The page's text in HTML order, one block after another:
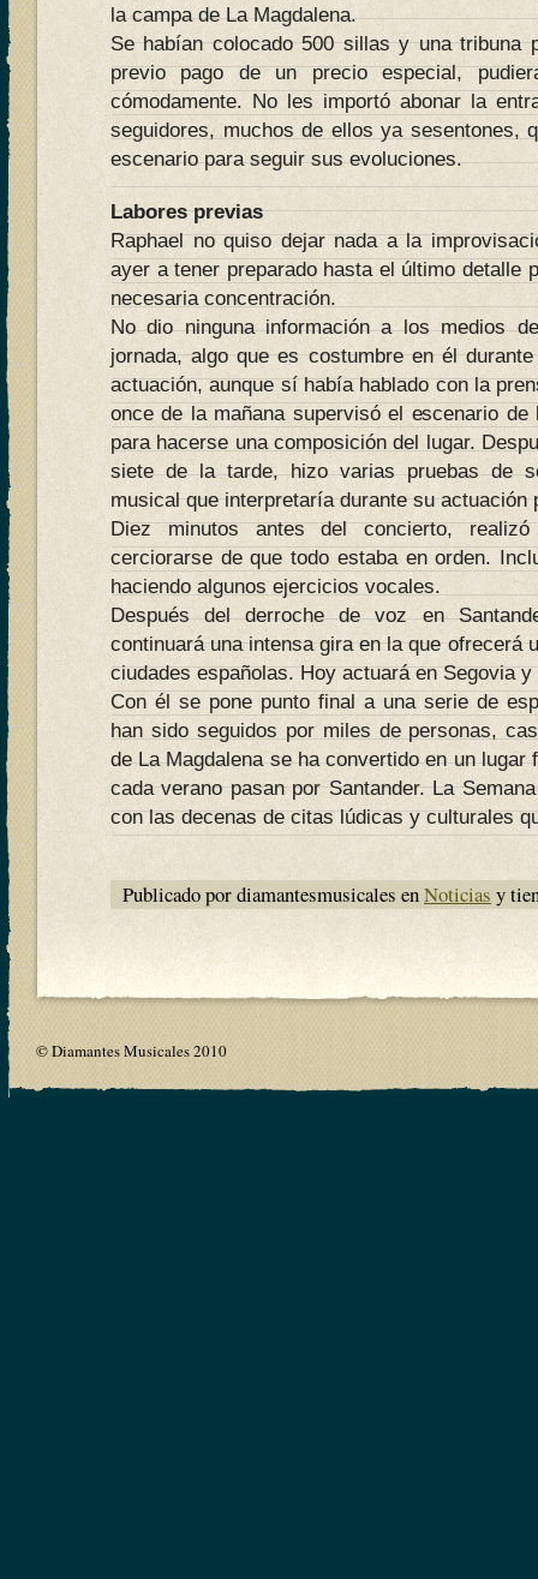
la campa de La Magdalena.
Se habían colocado 500 sillas y una tribuna
previo pago de un precio especial,
cómodamente. No les importó abonar la
seguidores, muchos de ellos ya sesentones,
escenario para seguir sus evoluciones.
Labores previas
Raphael no quiso dejar nada a la
ayer a tener preparado hasta el último detalle
necesaria concentración.
No dio ninguna información a los medios
jornada, algo que es costumbre en él
actuación, aunque sí había hablado con la
once de la mañana supervisó el escenario de
para hacerse una composición del lugar.
siete de la tarde, hizo varias pruebas de
musical que interpretaría durante su actuación
Diez minutos antes del concierto,
cerciorarse de que todo estaba en orden.
haciendo algunos ejercicios vocales.
Después del derroche de voz en
continuará una intensa gira en la que ofrecerá
ciudades españolas. Hoy actuará en Segovia
Con él se pone punto final a una serie de
han sido seguidos por miles de personas,
de La Magdalena se ha convertido en un
cada verano pasan por Santander. La
con las decenas de citas lúdicas y culturales
Publicado por diamantesmusicales enNoticias y
© Diamantes Musicales 2010